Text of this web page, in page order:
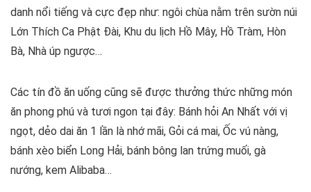
danh nổi tiếng và cực đẹp như: ngôi chùa nằm trên sườn núi
Lớn Thích Ca Phật Đài, Khu du lịch Hồ Mây, Hồ Tràm, Hòn
Bà, Nhà úp ngược…
Các tín đồ ăn uống cũng sẽ được thưởng thức những món
ăn phong phú và tươi ngon tại đây: Bánh hỏi An Nhất với vị
ngọt, dẻo dai ăn 1 lần là nhớ mãi, Gỏi cá mai, Ốc vú nàng,
bánh xèo biển Long Hải, bánh bông lan trứng muối, gà
nướng, kem Alibaba…